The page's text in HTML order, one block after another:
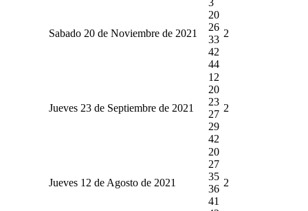
Sabado 20 de Noviembre de 2021
20
26
33
42
44
2
Jueves 23 de Septiembre de 2021
12
20
23
27
29
42
2
Jueves 12 de Agosto de 2021
20
27
35
36
41
2